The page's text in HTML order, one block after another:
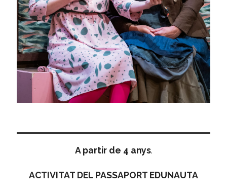
A partir de 4 anys.
ACTIVITAT DEL PASSAPORT EDUNAUTA